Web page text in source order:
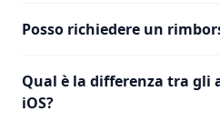
Posso richiedere un
Qual è la differenza tra gli
iOS?